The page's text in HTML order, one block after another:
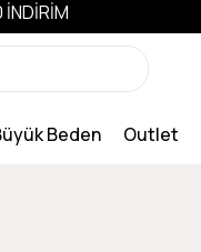
Beden Outlet